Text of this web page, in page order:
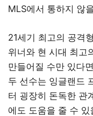
MLS에서 통하지 않
21세기 최고의 공격
위너와 현 시대 최고
만들어질 수만 있다
두 선수는 잉글랜드
터 굉장히 돈독한 관
에도 도움을 줄 수 있